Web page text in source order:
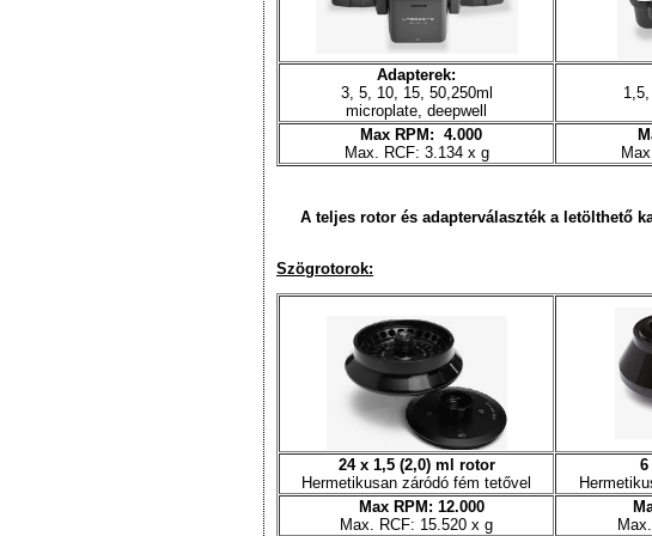
Adapterek:
3, 5, 10, 15, 50,250ml
microplate, deepwell
Max RPM: 4.000
Max. RCF: 3.134 x g
A teljes rotor és adapterválaszték a letölthető
Szögrotorok:
24 x 1,5 (2,0) ml rotor
Hermetikusan záródó fém tetővel
6
Max RPM: 12.000
Max. RCF: 15.520 x g